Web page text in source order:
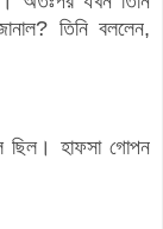
তিনি বললেন,
ছিল। হাফসা গোপন